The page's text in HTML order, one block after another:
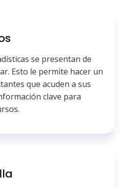
se presentan de
Esto le permite hacer un
que acuden a sus
clave para